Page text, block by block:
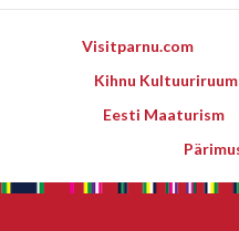
Visitparnu.com
Kihnu Kultuuriruum
Eesti Maaturism